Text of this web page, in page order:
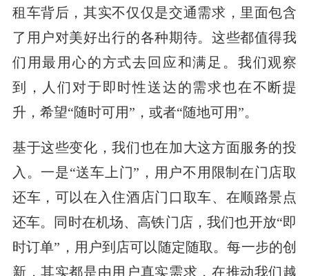
租车背后，其实不仅仅是交通需求，里面包含
了用户对美好出行的各种期待。这些都值得我
们用最用心的方式去回应和满足。我们观察
到，人们对于即时性送达的需求也在不断提
升，希望“随时可用”，或者“随地可用”。
基于这些变化，我们也在加大这方面服务的投
入。一是“送车上门”，用户不用限制在门店取
还车，可以在入住酒店门口取车、在顺路景点
还车。同时在机场、高铁门店，我们也开放“即
时订单”，用户到店可以随定随取。每一步的创
新，其实都是由用户真实需求，在推动我们越